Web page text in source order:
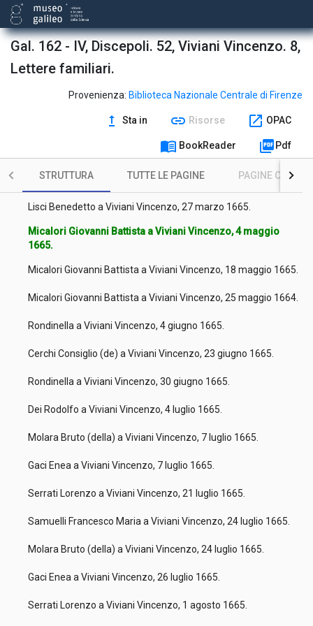
Gal. 162 - IV, Discepoli. 52, Viviani Vincenzo. 8,
Lettere familiari.
Provenienza: Biblioteca Nazionale Centrale di Firenze
upgrade Sta in link Risorse open_in_new OPAC
menu_book BookReader picture_as_pdf Pdf
STRUTTURA TUTTE LE PAGINE PAGINE CON
Galli Giovanni a Viviani Vincenzo, 1 marzo 1665.
Galli Giovanni a Viviani Vincenzo, 2 marzo 1665.
Galilei Cosimo a Viviani Vincenzo, 7 marzo 1665.
Dell'Ara Paolo a Viviani Vincenzo, 20 marzo 1665.
Marucelli Giovanni Filippo a Viviani Vincenzo, 20 marzo 1665.
Lisci Benedetto a Viviani Vincenzo, 25 marzo 1665.
Molara Bruto (della) a Viviani Vincenzo, 27 marzo 1665.
Lisci Benedetto a Viviani Vincenzo, 27 marzo 1665.
Micalori Giovanni Battista a Viviani Vincenzo, 4 maggio
1665.
Micalori Giovanni Battista a Viviani Vincenzo, 18 maggio 1665.
Micalori Giovanni Battista a Viviani Vincenzo, 25 maggio 1664.
Rondinella a Viviani Vincenzo, 4 giugno 1665.
Cerchi Consiglio (de) a Viviani Vincenzo, 23 giugno 1665.
Rondinella a Viviani Vincenzo, 30 giugno 1665.
Dei Rodolfo a Viviani Vincenzo, 4 luglio 1665.
Molara Bruto (della) a Viviani Vincenzo, 7 luglio 1665.
Gaci Enea a Viviani Vincenzo, 7 luglio 1665.
Serrati Lorenzo a Viviani Vincenzo, 21 luglio 1665.
Samuelli Francesco Maria a Viviani Vincenzo, 24 luglio 1665.
Molara Bruto (della) a Viviani Vincenzo, 24 luglio 1665.
Gaci Enea a Viviani Vincenzo, 26 luglio 1665.
Serrati Lorenzo a Viviani Vincenzo, 1 agosto 1665.